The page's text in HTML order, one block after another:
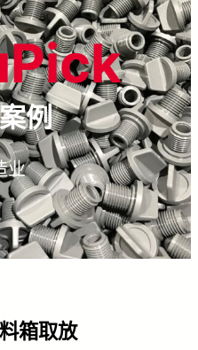
例
业
箱取放